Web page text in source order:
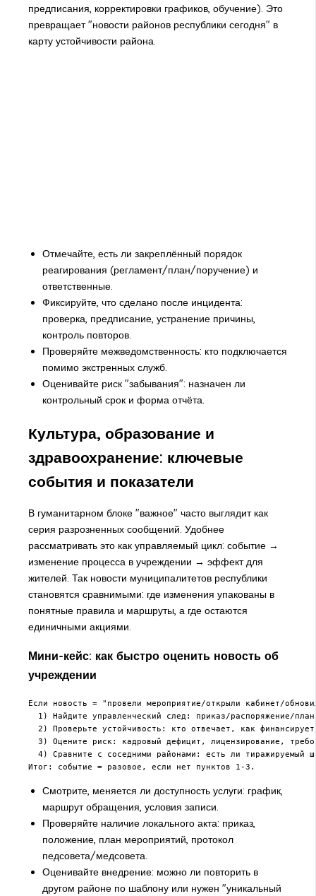
предписания, корректировки графиков, обучение). Это
превращает "новости районов республики сегодня" в
карту устойчивости района.
Отмечайте, есть ли закреплённый порядок
реагирования (регламент/план/поручение) и
ответственные.
Фиксируйте, что сделано после инцидента:
проверка, предписание, устранение причины,
контроль повторов.
Проверяйте межведомственность: кто подключается
помимо экстренных служб.
Оценивайте риск "забывания": назначен ли
контрольный срок и форма отчёта.
Культура, образование и
здравоохранение: ключевые
события и показатели
В гуманитарном блоке "важное" часто выглядит как
серия разрозненных сообщений. Удобнее
рассматривать это как управляемый цикл: событие →
изменение процесса в учреждении → эффект для
жителей. Так новости муниципалитетов республики
становятся сравнимыми: где изменения упакованы в
понятные правила и маршруты, а где остаются
единичными акциями.
Мини-кейс: как быстро оценить новость об
учреждении
Если новость = "провели мероприятие/открыли кабинет/
1) Найдите управленческий след: приказ/распоряжение/
2) Проверьте устойчивость: кто отвечает, как
3) Оцените риск: кадровый дефицит, лицензирование,
4) Сравните с соседними районами: есть ли тиражируемый
Смотрите, меняется ли доступность услуги: график,
маршрут обращения, условия записи.
Проверяйте наличие локального акта: приказ,
положение, план мероприятий, протокол
педсовета/медсовета.
Оценивайте внедрение: можно ли повторить в
другом районе по шаблону или нужен "уникальный